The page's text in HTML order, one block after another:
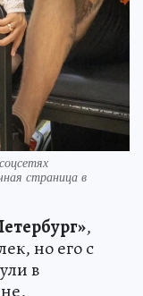
страница в
,
но его с
в